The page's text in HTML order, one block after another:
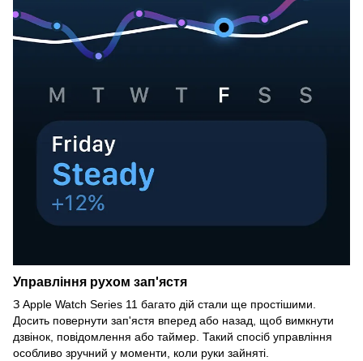
Управління рухом зап'ястя
З Apple Watch Series 11 багато дій стали ще простішими.
Досить повернути зап'ястя вперед або назад, щоб вимкнути
дзвінок, повідомлення або таймер. Такий спосіб управління
особливо зручний у моменти, коли руки зайняті.